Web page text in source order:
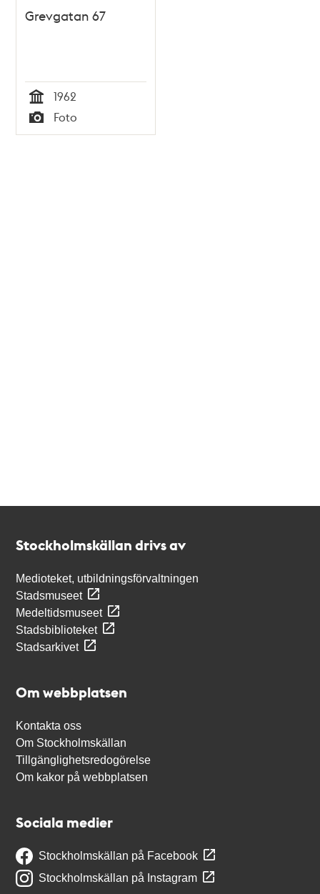
Grevgatan 67
Tid
1962
Typ
Foto
Stockholmskällan drivs av
Medioteket, utbildningsförvaltningen
Stadsmuseet
Medeltidsmuseet
Stadsbiblioteket
Stadsarkivet
Om webbplatsen
Kontakta oss
Om Stockholmskällan
Tillgänglighetsredogörelse
Om kakor på webbplatsen
Sociala medier
Stockholmskällan på Facebook
Stockholmskällan på Instagram